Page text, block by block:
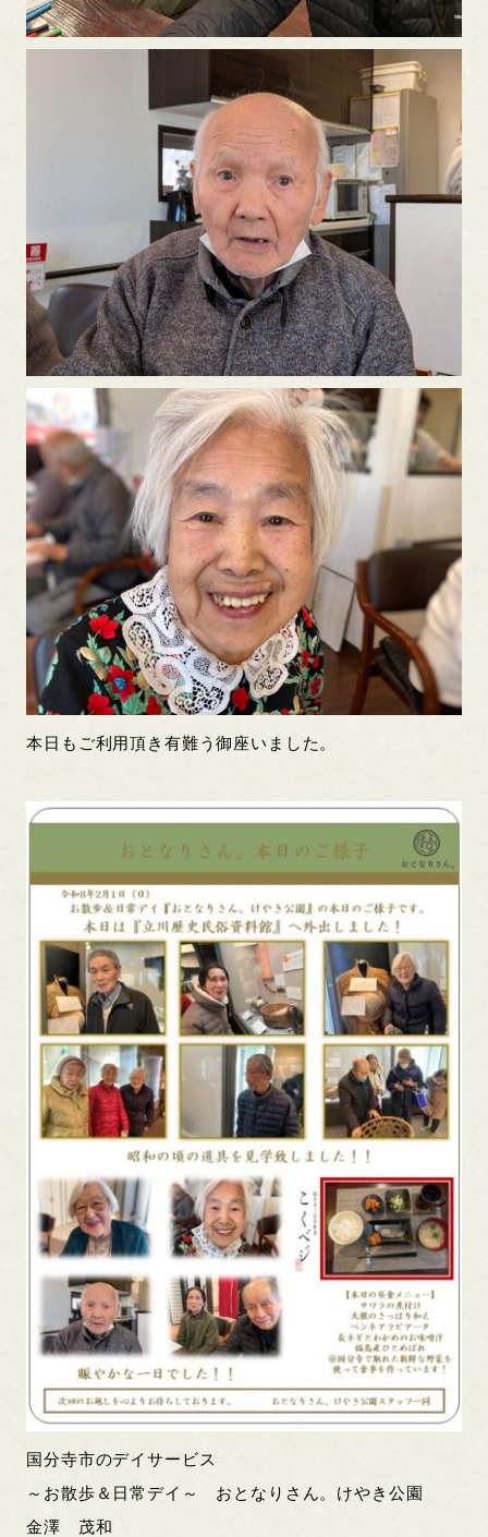
本日もご利用頂き有難う御座いました。
国分寺市のデイサービス
～お散歩＆日常デイ～ おとなりさん。けやき公園
金澤 茂和